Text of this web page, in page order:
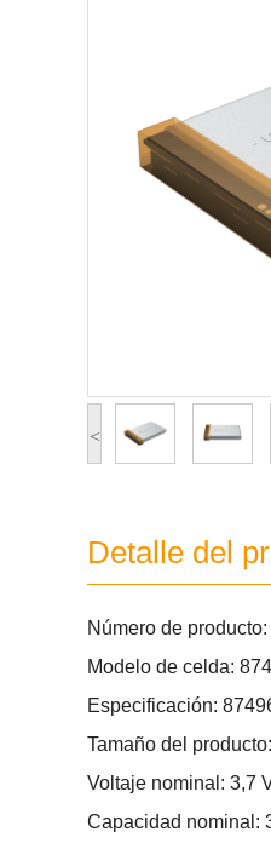
<
Detalle del
Número de
Modelo de celda:
Especificación:
Tamaño del
Voltaje nominal: 3,7
Capacidad nominal: